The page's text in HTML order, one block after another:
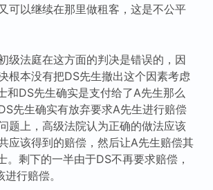
可以继续在那里做租客，这是不公平
级法庭在这方面的判决是错误的，因
根本没有把DS先生撤出这个因素考虑
和DS先生确实是支付给了A先生那么
先生确实有放弃要求A先生进行赔偿
题上，高级法院认为正确的做法应该
应该得到的赔偿，然后让A先生赔偿其
。剩下的一半由于DS不再要求赔偿，
行赔偿。